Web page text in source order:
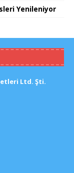
Yenileniyor
Ltd. Şti.